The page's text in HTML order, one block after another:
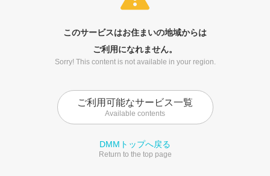
このサービスはお住まいの地域からは
ご利用になれません。
Sorry! This content is not available in your region.
ご利用可能なサービス一覧
Available contents
DMMトップへ戻る
Return to the top page